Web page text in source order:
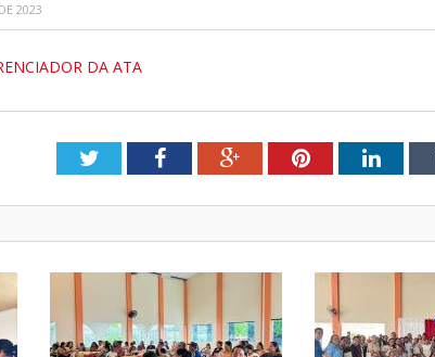
2023
DA ATA
TwitterFacebookGoogle+Pinterest